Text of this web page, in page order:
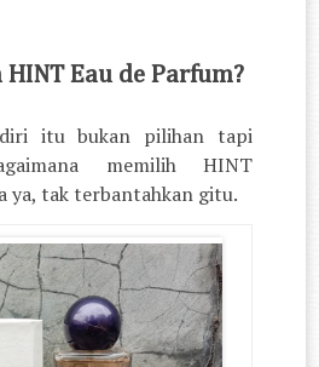
Eau de Parfum?
itu bukan pilihan tapi
memilih HINT
ya, tak terbantahkan gitu.